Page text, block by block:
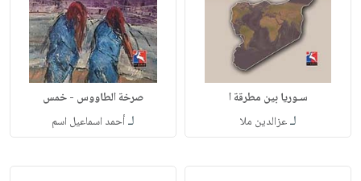
سـوريا بين مطرقة ا
لـعزالدين ملا
صرخة الطاووس - خمس
لـأحمد اسماعيل اسم